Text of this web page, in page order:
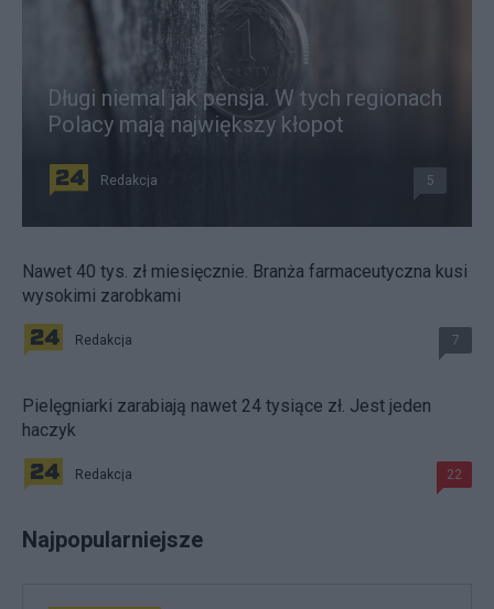
Długi niemal jak pensja. W tych regionach
Polacy mają największy kłopot
Redakcja 5
Nawet 40 tys. zł miesięcznie. Branża farmaceutyczna kusi
wysokimi zarobkami
Redakcja 7
Pielęgniarki zarabiają nawet 24 tysiące zł. Jest jeden
haczyk
Redakcja 22
Najpopularniejsze